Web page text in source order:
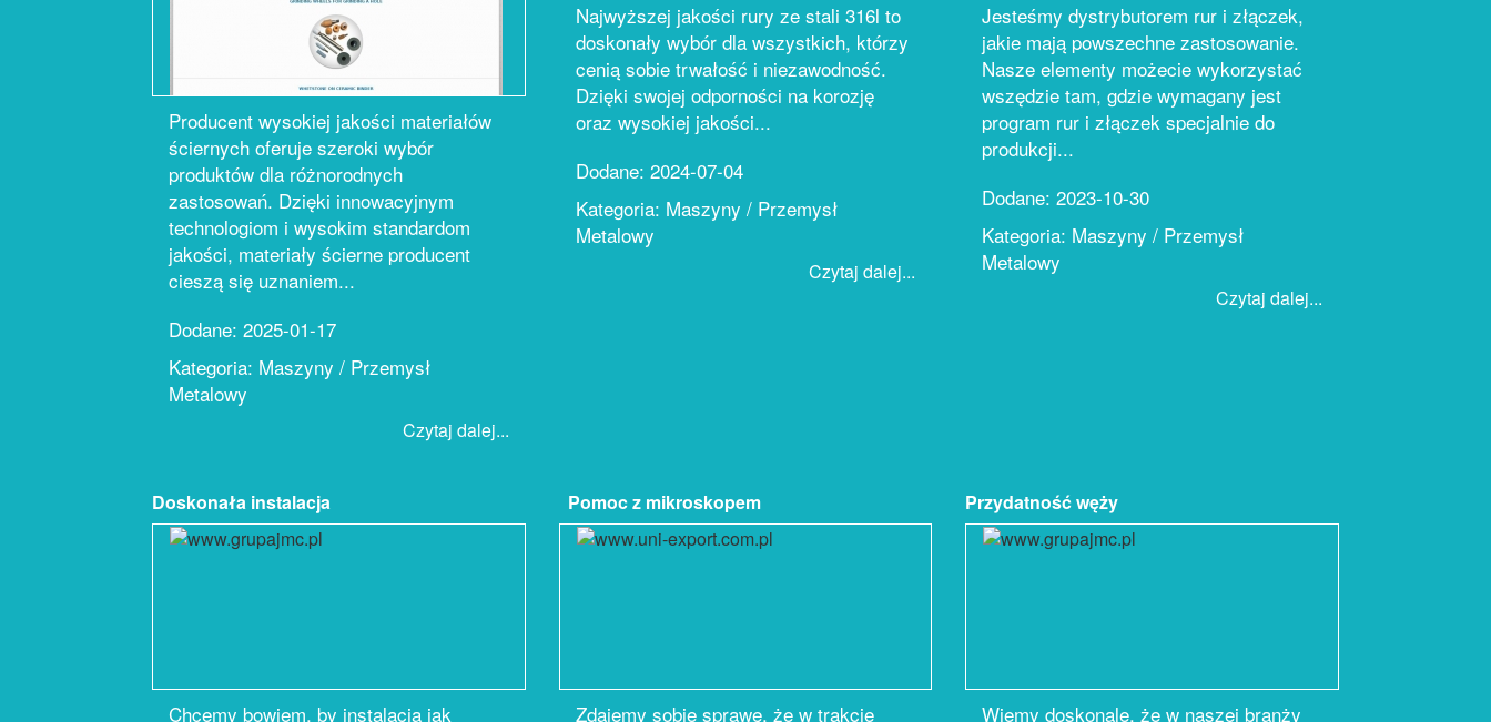
Producent wysokiej jakości materiałów
ściernych oferuje szeroki wybór
produktów dla różnorodnych
zastosowań. Dzięki innowacyjnym
technologiom i wysokim standardom
jakości, materiały ścierne producent
cieszą się uznaniem...
Dodane: 2025-01-17
Kategoria: Maszyny / Przemysł
Metalowy
Czytaj dalej...
Najwyższej jakości rury ze stali 316l to
doskonały wybór dla wszystkich, którzy
cenią sobie trwałość i niezawodność.
Dzięki swojej odporności na korozję
oraz wysokiej jakości...
Dodane: 2024-07-04
Kategoria: Maszyny / Przemysł
Metalowy
Czytaj dalej...
Jesteśmy dystrybutorem rur i złączek,
jakie mają powszechne zastosowanie.
Nasze elementy możecie wykorzystać
wszędzie tam, gdzie wymagany jest
program rur i złączek specjalnie do
produkcji...
Dodane: 2023-10-30
Kategoria: Maszyny / Przemysł
Metalowy
Czytaj dalej...
Doskonała instalacja
Chcemy bowiem, by instalacja jak
Pomoc z mikroskopem
Zdajemy sobie sprawę, że w trakcie
Przydatność węży
Wiemy doskonale, że w naszej branży